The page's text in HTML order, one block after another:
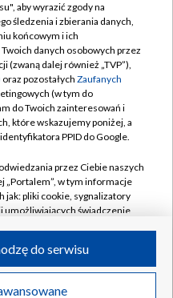
TVP
S.A. w likwidacji
aby wyrazić zgody na
śledzenia i zbierania danych,
końcowym i ich
danych osobowych przez
(zwaną dalej również „TVP”),
oraz pozostałych Zaufanych
(w tym do
do Twoich zainteresowań i
które wskazujemy poniżej, a
PPID do Google.
przez Ciebie naszych
„Portalem”, w tym informacje
jak: pliki cookie, sygnalizatory
umożliwiających świadczenie
przez Ciebie
do serwisu